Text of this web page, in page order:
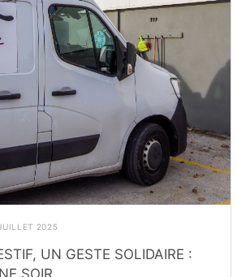
2025
UN GESTE SOLIDAIRE :
SOIR...